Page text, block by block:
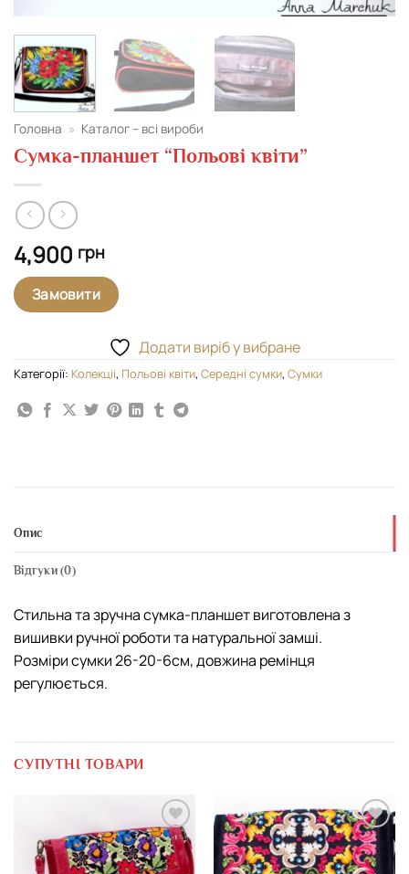
Головна » Каталог – всі вироби
Сумка-планшет “Польові квіти”
4,900 грн
Замовити
Додати виріб у вибране
Категорії: Колекціі, Польові квіти, Середні сумки, Сумки
Опис
Відгуки (0)
Стильна та зручна сумка-планшет виготовлена з
вишивки ручної роботи та натуральної замші.
Розміри сумки 26-20-6см, довжина ремінця
регулюється.
СУПУТНІ ТОВАРИ
Додати
виріб у
вибране
Додати
виріб у
вибране